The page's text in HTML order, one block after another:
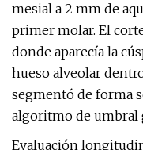
mesial a 2 mm de
primer molar. El
donde aparecía la
hueso alveolar
segmentó de forma
algoritmo de umbral
Evaluación